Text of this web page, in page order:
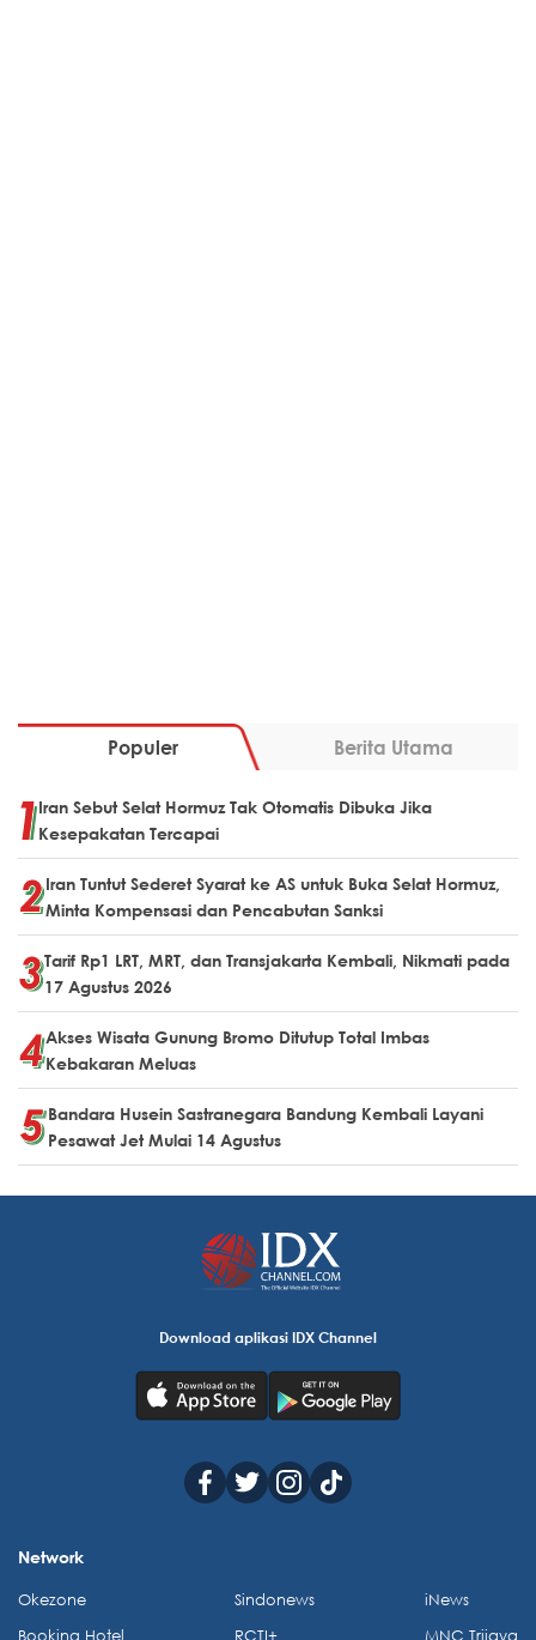
Populer Berita Utama
Iran Sebut Selat Hormuz Tak Otomatis Dibuka Jika
Kesepakatan Tercapai
Iran Tuntut Sederet Syarat ke AS untuk Buka Selat Hormuz,
Minta Kompensasi dan Pencabutan Sanksi
Tarif Rp1 LRT, MRT, dan Transjakarta Kembali, Nikmati pada
17 Agustus 2026
Akses Wisata Gunung Bromo Ditutup Total Imbas
Kebakaran Meluas
Bandara Husein Sastranegara Bandung Kembali Layani
Pesawat Jet Mulai 14 Agustus
Download aplikasi IDX Channel
Network
Okezone
Booking Hotel
Sindonews
RCTI+
iNews
MNC Trijaya